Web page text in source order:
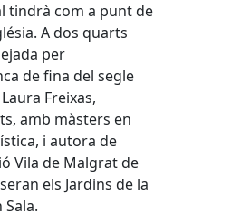
tindrà com a punt de
A dos quarts
per
de fina del segle
Freixas,
amb màsters en
i autora de
Vila de Malgrat de
els Jardins de la